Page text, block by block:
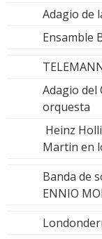
Adagio de
Ensamble
Adagio del
orquesta
Heinz
Martin en
Banda de
ENNIO